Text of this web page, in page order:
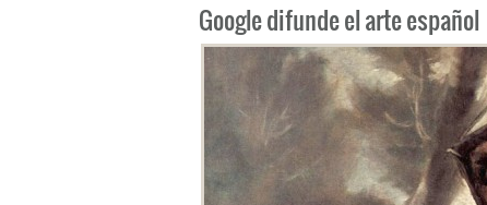
Google difunde el arte español